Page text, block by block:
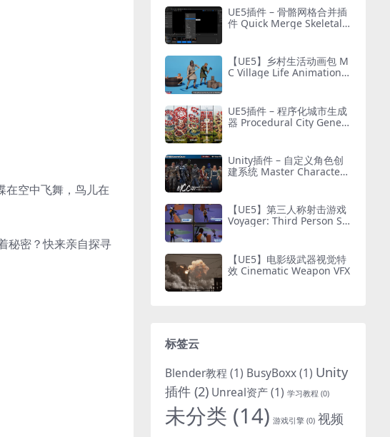
在空中飞舞，鸟儿在
秘密？快来亲自探寻
UE5插件 – 骨骼网格合并插
件 Quick Merge Skeletal
【UE5】乡村生活动画包 M
C Village Life Animation P
UE5插件 – 程序化城市生成
器 Procedural City Genera
Unity插件 – 自定义角色创
建系统 Master Character
【UE5】第三人称射击游戏
Voyager: Third Person Sh
【UE5】电影级武器视觉特
效 Cinematic Weapon VFX
标签云
Blender教程 (1) BusyBoxx(1) Unity
插件 (2) Unreal资产(1) 学习教程 (0)
未分类 (14) 游戏引擎 (0) 视频